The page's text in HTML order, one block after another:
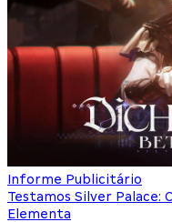
Informe Publicitário
Testamos Silver Palace:
Elementa